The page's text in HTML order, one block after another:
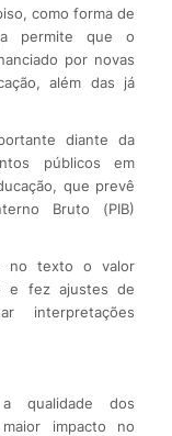
como forma de
permite que o
por novas
além das já
diante da
públicos em
que prevê
Bruto (PIB)
no texto o valor
e fez ajustes de
interpretações
qualidade dos
impacto no